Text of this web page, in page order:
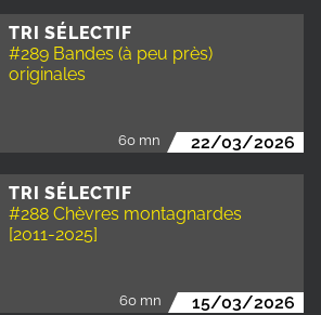
TRI SÉLECTIF
#289 Bandes (à peu près)
originales
60 mn 22/03/2026
TRI SÉLECTIF
#288 Chèvres montagnardes
[2011-2025]
60 mn 15/03/2026